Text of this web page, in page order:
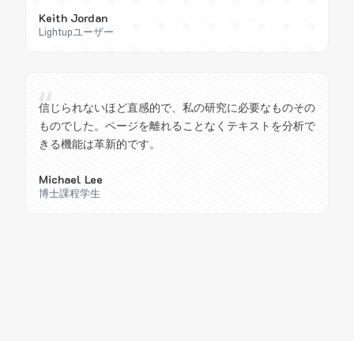
Keith Jordan
Lightupユーザー
“
信じられないほど直感的で、私の研究に必要なものその
ものでした。ページを離れることなくテキストを分析で
きる機能は革新的です。
Michael Lee
博士課程学生